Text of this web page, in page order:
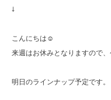
↓
こんにちは☺︎
来週はお休みとなりますので
明日のラインナップ予定です。